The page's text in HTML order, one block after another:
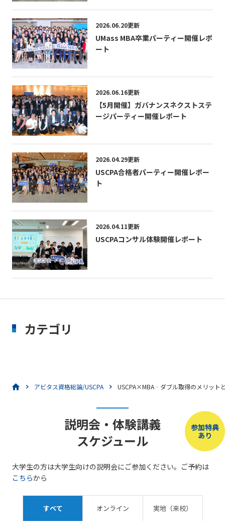
2026.06.20更新
UMass MBA卒業パーティー開催レポ
ート
2026.06.16更新
【5月開催】ガバナンスネクストステ
ージパーティー開催レポート
2026.04.29更新
USCPA合格者パーティー開催レポー
ト
2026.04.11更新
USCPAコンサル体験開催レポート
カテゴリ
アビタス資格総論/USCPA USCPA×MBA‐ダブル取得のメリット
参加特典
あり
説明会・体験講義
スケジュール
大学生の方は大学生向けの説明会にご参加ください。ご予約は
こちらから
すべて オンライン 実地（来校）